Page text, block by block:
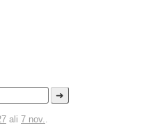
➜
ali 7 nov..